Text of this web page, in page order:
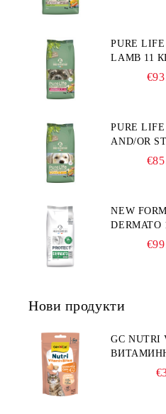
ГЛУТЕН.
ФРАНЦИЯ.
PURE
LAMB 11
ХРАНА
НАД 1
ГЛУТЕН.
ФРАНЦИЯ.
PURE
AND/OR
ПОРОДИ
ГОДИНА,
NEW
ЗАГУБА
Нови продукти
GC NUTRI